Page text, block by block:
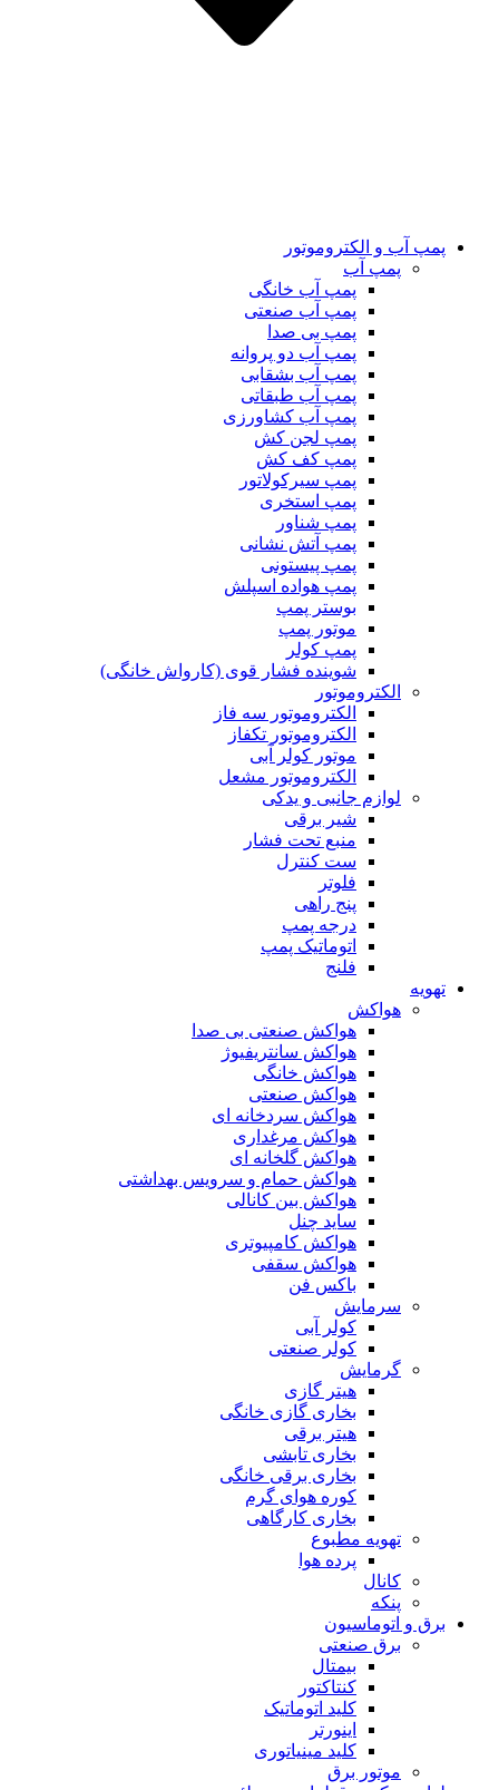
پمپ آب و الکتروموتور
پمپ آب
پمپ آب خانگی
پمپ آب صنعتی
پمپ بی صدا
پمپ آب دو پروانه
پمپ آب بشقابی
پمپ آب طبقاتی
پمپ آب کشاورزی
پمپ لجن کش
پمپ کف کش
پمپ سیرکولاتور
پمپ استخری
پمپ شناور
پمپ آتش نشانی
پمپ پیستونی
پمپ هواده اسپلش
بوستر پمپ
موتور پمپ
پمپ کولر
شوینده فشار قوی (کارواش خانگی)
الکتروموتور
الکتروموتور سه فاز
الکتروموتور تکفاز
موتور کولر آبی
الکتروموتور مشعل
لوازم جانبی و یدکی
شیر برقی
منبع تحت فشار
ست کنترل
فلوتر
پنج راهی
درجه پمپ
اتوماتیک پمپ
فلنج
تهویه
هواکش
هواکش صنعتی بی صدا
هواکش سانتریفیوژ
هواکش خانگی
هواکش صنعتی
هواکش سردخانه ای
هواکش مرغداری
هواکش گلخانه ای
هواکش حمام و سرویس بهداشتی
هواکش بین کانالی
ساید چنل
هواکش کامپیوتری
هواکش سقفی
باکس فن
سرمایش
کولر آبی
کولر صنعتی
گرمایش
هیتر گازی
بخاری گازی خانگی
هیتر برقی
بخاری تابشی
بخاری برقی خانگی
کوره هوای گرم
بخاری کارگاهی
تهویه مطبوع
پرده هوا
کانال
پنکه
برق و اتوماسیون
برق صنعتی
بیمتال
کنتاکتور
کلید اتوماتیک
اینورتر
کلید مینیاتوری
موتور برق